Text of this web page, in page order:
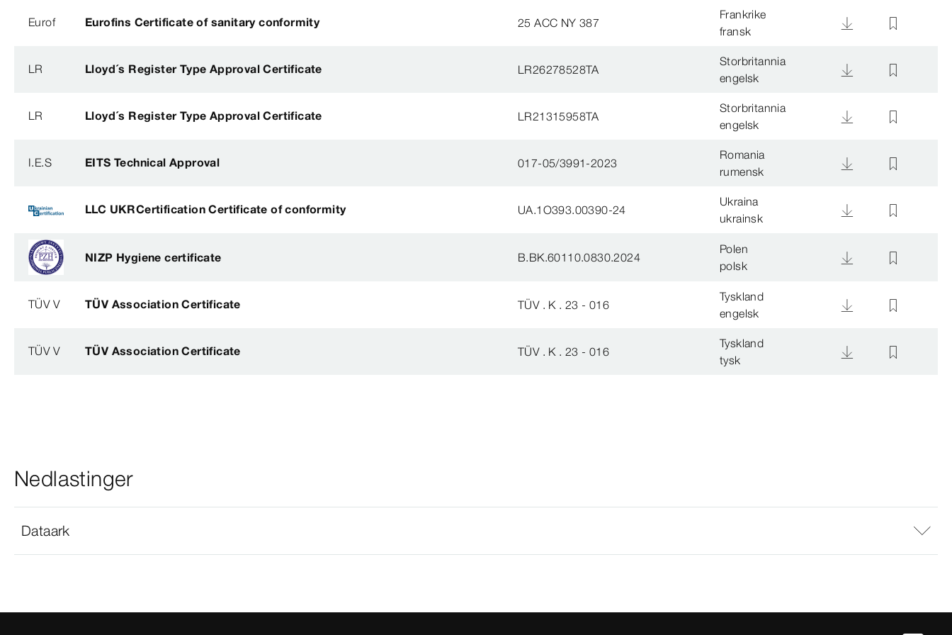
Eurof Eurofins Certificate of sanitary conformity 25 ACC NY 387
Frankrike
fransk
LR Lloyd´s Register Type Approval Certificate LR26278528TA
Storbritannia
engelsk
LR Lloyd´s Register Type Approval Certificate LR21315958TA
Storbritannia
engelsk
I.E.S EITS Technical Approval 017-05/3991-2023
Romania
rumensk
LLC UKRCertification Certificate of conformity UA.1O393.00390-24
Ukraina
ukrainsk
NIZP Hygiene certificate B.BK.60110.0830.2024
Polen
polsk
TÜV V TÜV Association Certificate TÜV . K . 23 - 016
Tyskland
engelsk
TÜV V TÜV Association Certificate TÜV . K . 23 - 016
Tyskland
tysk
Nedlastinger
Dataark